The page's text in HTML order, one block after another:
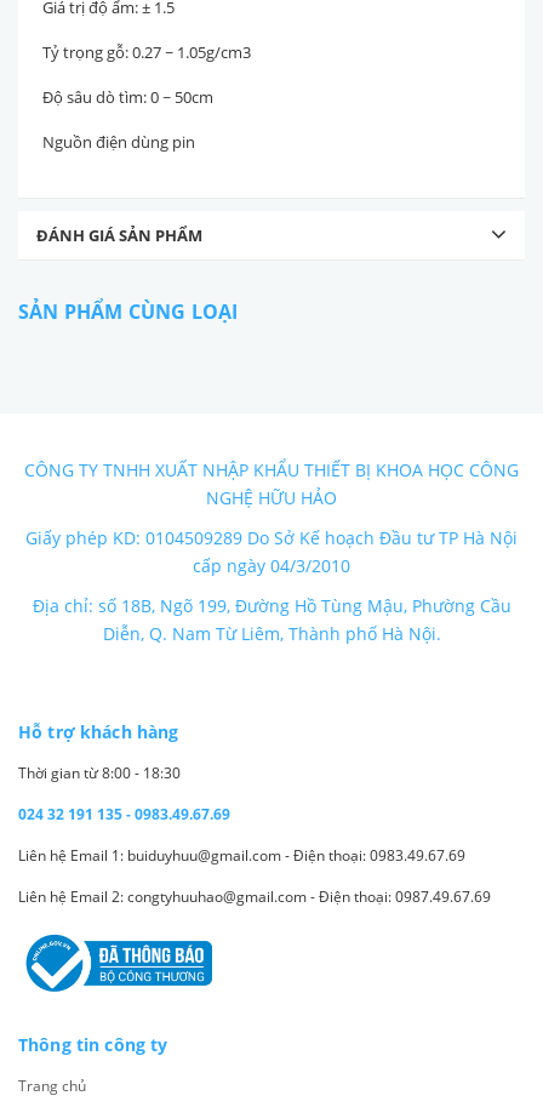
Giá trị độ ẩm: ± 1.5
Tỷ trọng gỗ: 0.27 ~ 1.05g/cm3
Độ sâu dò tìm: 0 ~ 50cm
Nguồn điện dùng pin
ĐÁNH GIÁ SẢN PHẨM
SẢN PHẨM CÙNG LOẠI
CÔNG TY TNHH XUẤT NHẬP KHẨU THIẾT BỊ KHOA HỌC CÔNG
NGHỆ HỮU HẢO
Giấy phép KD: 0104509289 Do Sở Kế hoạch Đầu tư TP Hà Nội
cấp ngày 04/3/2010
Địa chỉ: số 18B, Ngõ 199, Đường Hồ Tùng Mậu, Phường Cầu
Diễn, Q. Nam Từ Liêm, Thành phố Hà Nội.
Hỗ trợ khách hàng
Thời gian từ 8:00 - 18:30
024 32 191 135 - 0983.49.67.69
Liên hệ Email 1: buiduyhuu@gmail.com - Điện thoại: 0983.49.67.69
Liên hệ Email 2: congtyhuuhao@gmail.com - Điện thoại: 0987.49.67.69
Thông tin công ty
Trang chủ